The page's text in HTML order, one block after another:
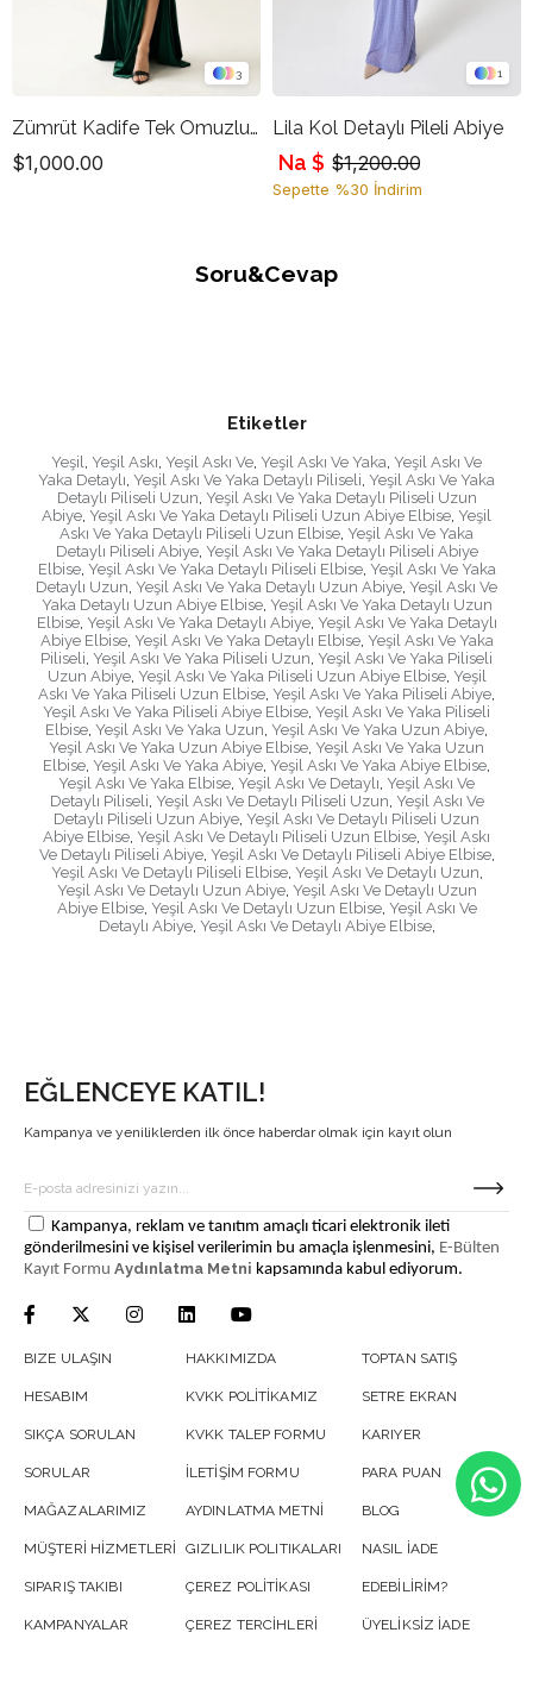
3
Zümrüt Kadife Tek Omuzlu Drapeli Uzun Abiye Elbise
$1,000.00
1
Lila Kol Detaylı Pileli Abiye
$1,200.00
Na $
Sepette %30 İndirim
Soru&Cevap
Etiketler
Yeşil, Yeşil Askı, Yeşil Askı Ve, Yeşil Askı Ve Yaka, Yeşil Askı Ve
Yaka Detaylı, Yeşil Askı Ve Yaka Detaylı Piliseli, Yeşil Askı Ve Yaka
Detaylı Piliseli Uzun, Yeşil Askı Ve Yaka Detaylı Piliseli Uzun
Abiye, Yeşil Askı Ve Yaka Detaylı Piliseli Uzun Abiye Elbise, Yeşil
Askı Ve Yaka Detaylı Piliseli Uzun Elbise, Yeşil Askı Ve Yaka
Detaylı Piliseli Abiye, Yeşil Askı Ve Yaka Detaylı Piliseli Abiye
Elbise, Yeşil Askı Ve Yaka Detaylı Piliseli Elbise, Yeşil Askı Ve Yaka
Detaylı Uzun, Yeşil Askı Ve Yaka Detaylı Uzun Abiye, Yeşil Askı Ve
Yaka Detaylı Uzun Abiye Elbise, Yeşil Askı Ve Yaka Detaylı Uzun
Elbise, Yeşil Askı Ve Yaka Detaylı Abiye, Yeşil Askı Ve Yaka Detaylı
Abiye Elbise, Yeşil Askı Ve Yaka Detaylı Elbise, Yeşil Askı Ve Yaka
Piliseli, Yeşil Askı Ve Yaka Piliseli Uzun, Yeşil Askı Ve Yaka Piliseli
Uzun Abiye, Yeşil Askı Ve Yaka Piliseli Uzun Abiye Elbise, Yeşil
Askı Ve Yaka Piliseli Uzun Elbise, Yeşil Askı Ve Yaka Piliseli Abiye,
Yeşil Askı Ve Yaka Piliseli Abiye Elbise, Yeşil Askı Ve Yaka Piliseli
Elbise, Yeşil Askı Ve Yaka Uzun, Yeşil Askı Ve Yaka Uzun Abiye,
Yeşil Askı Ve Yaka Uzun Abiye Elbise, Yeşil Askı Ve Yaka Uzun
Elbise, Yeşil Askı Ve Yaka Abiye, Yeşil Askı Ve Yaka Abiye Elbise,
Yeşil Askı Ve Yaka Elbise, Yeşil Askı Ve Detaylı, Yeşil Askı Ve
Detaylı Piliseli, Yeşil Askı Ve Detaylı Piliseli Uzun, Yeşil Askı Ve
Detaylı Piliseli Uzun Abiye, Yeşil Askı Ve Detaylı Piliseli Uzun
Abiye Elbise, Yeşil Askı Ve Detaylı Piliseli Uzun Elbise, Yeşil Askı
Ve Detaylı Piliseli Abiye, Yeşil Askı Ve Detaylı Piliseli Abiye Elbise,
Yeşil Askı Ve Detaylı Piliseli Elbise, Yeşil Askı Ve Detaylı Uzun,
Yeşil Askı Ve Detaylı Uzun Abiye, Yeşil Askı Ve Detaylı Uzun
Abiye Elbise, Yeşil Askı Ve Detaylı Uzun Elbise, Yeşil Askı Ve
Detaylı Abiye, Yeşil Askı Ve Detaylı Abiye Elbise,
EĞLENCEYE KATIL!
Kampanya ve yeniliklerden ilk önce haberdar olmak için kayıt olun
Kampanya, reklam ve tanıtım amaçlı ticari elektronik ileti
gönderilmesini ve kişisel verilerimin bu amaçla işlenmesini, E-Bülten
Kayıt Formu Aydınlatma Metni kapsamında kabul ediyorum.
BIZE ULAŞIN
HESABIM
SIKÇA SORULAN
SORULAR
MAĞAZALARIMIZ
MÜŞTERİ HİZMETLERİ
SIPARIŞ TAKIBI
KAMPANYALAR
HAKKIMIZDA
KVKK POLİTİKAMIZ
KVKK TALEP FORMU
İLETİŞİM FORMU
AYDINLATMA METNİ
GIZLILIK POLITIKALARI
ÇEREZ POLİTİKASI
ÇEREZ TERCİHLERİ
TOPTAN SATIŞ
SETRE EKRAN
KARIYER
PARA PUAN
BLOG
NASIL İADE
EDEBİLİRİM?
ÜYELİKSİZ İADE